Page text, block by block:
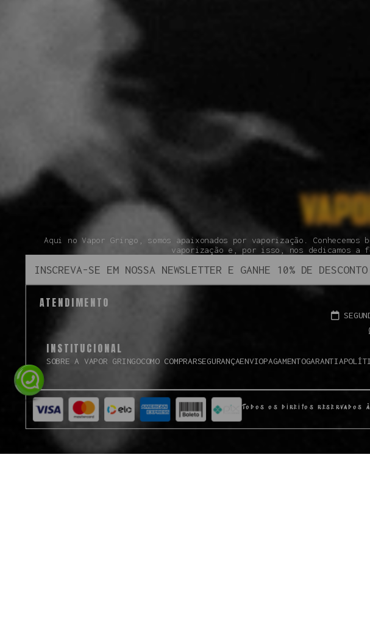
Aqui no Vapor Gringo, somos apaixonados por vaporização.
vaporização e, por isso, nos dedicamos a
ATENDIMENTO
INSTITUCIONAL
SOBRE A VAPOR GRINGOCOMO COMPRARSEGURANÇAENVIOPAGAMENTOGARANTIA
Todos os direitos reservados